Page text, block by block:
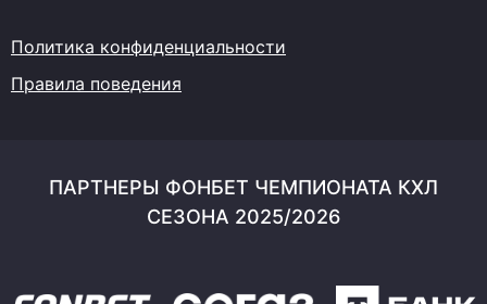
Политика конфиденциальности
Правила поведения
ПАРТНЕРЫ ФОНБЕТ ЧЕМПИОНАТА КХЛ
СЕЗОНА 2025/2026